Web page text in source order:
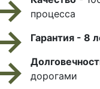
процесса
Гарантия - 8
дорогами